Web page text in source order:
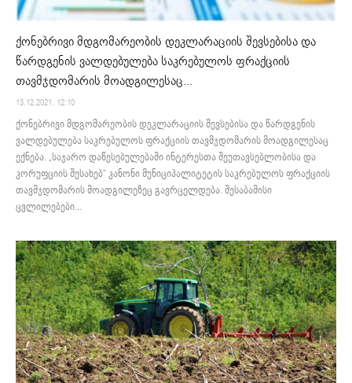
ქონებრივი მდგომარეობის დეკლარაციის შევსებისა და
წარდგენის ვალდებულება საკრებულოს ფრაქციის
თავმჯდომარის მოადგილესაც...
13.12.2021. 12:10
ქონებრივი მდგომარეობის დეკლარაციის შევსებისა და წარდგენის
ვალდებულება საკრებულოს ფრაქციის თავმჯდომარის მოადგილესაც
ექნება. „საჯარო დაწესებულებაში ინტერესთა შეუთავსებლობისა და
კორუფციის შესახებ“ კანონი მუნიციპალიტეტის საკრებულოს ფრაქციის
თავმჯდომარის მოადგილეზეც გავრცელდება. შესაბამისი
ცვლილებები...